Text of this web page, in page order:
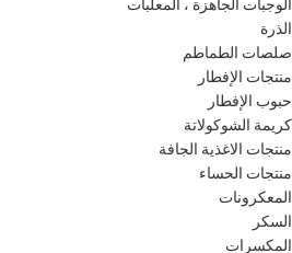
الوجبات الجاهزة ، المعلبات
الذرة
صلصات الطماطم
منتجات الإفطار
حبوب الإفطار
كريمة الشوكولاتة
منتجات الاغذية الجافة
منتجات الحساء
المعكرونات
السكر
المكسرات